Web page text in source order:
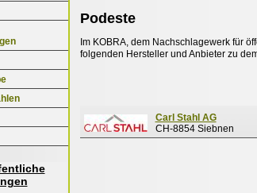
Podeste
Im KOBRA, dem Nachschlagewerk für
folgenden Hersteller und Anbieter zu
Carl Stahl AG
CH-8854 Siebnen